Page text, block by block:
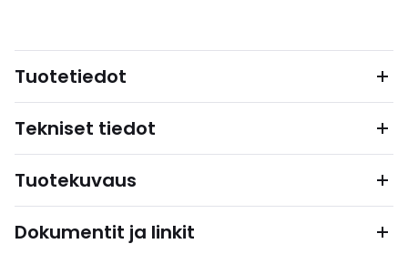
Tuotetiedot
Tekniset tiedot
Tuotekuvaus
Dokumentit ja linkit